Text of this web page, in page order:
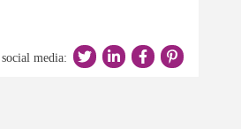
media: